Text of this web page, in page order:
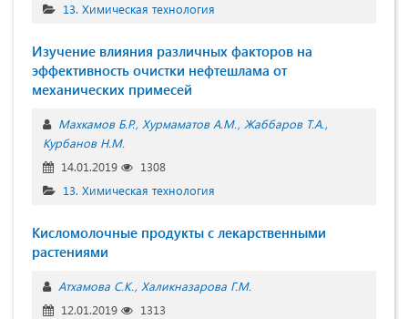
13. Химическая технология
Изучение влияния различных факторов на
эффективность очистки нефтешлама от
механических примесей
Махкамов Б.Р. Хурмаматов А.М. Жаббаров Т.А.
Курбанов Н.М.
14.01.2019
1308
13. Химическая технология
Кисломолочные продукты с лекарственными
растениями
Атхамова С.К. Халикназарова Г.М.
12.01.2019
1313